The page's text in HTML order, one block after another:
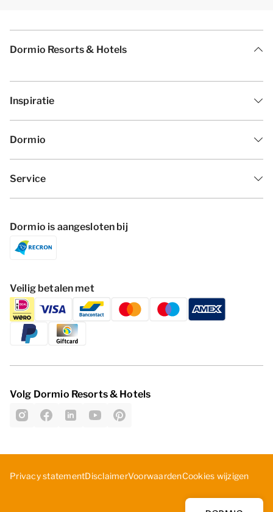
Dormio Resorts & Hotels
Inspiratie
Dormio
Service
Dormio is aangesloten bij
Veilig betalen met
Volg Dormio Resorts & Hotels
Privacy statementDisclaimerVoorwaardenCookies wijzigen